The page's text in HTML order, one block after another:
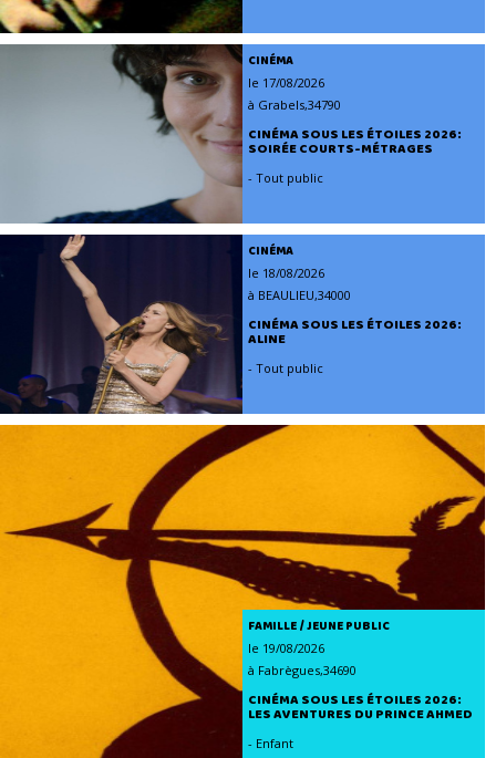
CINÉMA
le 17/08/2026
à Grabels,34790
CINÉMA SOUS LES ÉTOILES 2026:
SOIRÉE COURTS-MÉTRAGES
- Tout public
CINÉMA
le 18/08/2026
à BEAULIEU,34000
CINÉMA SOUS LES ÉTOILES 2026:
ALINE
- Tout public
FAMILLE / JEUNE PUBLIC
le 19/08/2026
à Fabrègues,34690
CINÉMA SOUS LES ÉTOILES 2026:
LES AVENTURES DU PRINCE AHMED
- Enfant